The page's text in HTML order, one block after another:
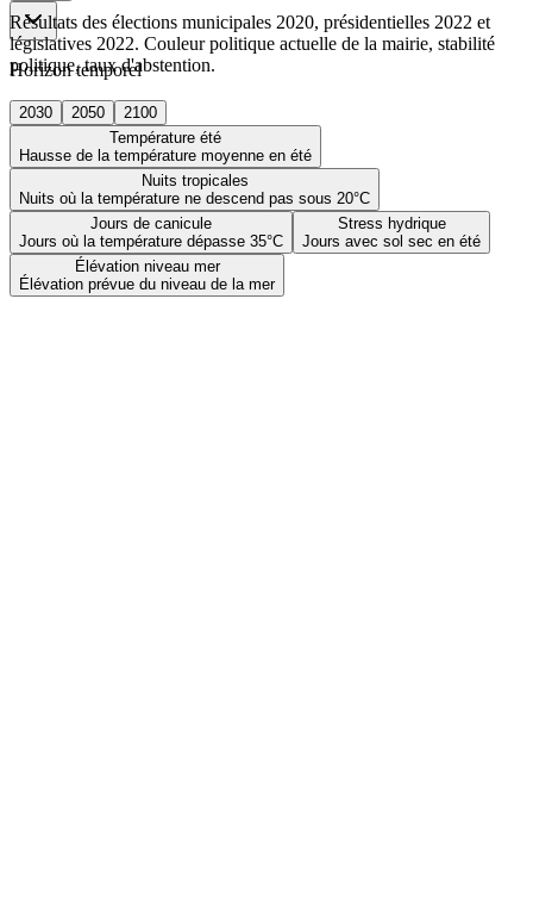
Horizon temporel
2030 2050
2100
Température été
Hausse de la température moyenne en été
Nuits tropicales
Nuits où la température ne descend pas sous 20°C
Jours de canicule
Jours où la température dépasse 35°C
Stress hydrique
Jours avec sol sec en été
Élévation niveau mer
Élévation prévue du niveau de la mer
Résultats des élections municipales 2020, présidentielles 2022 et
législatives 2022. Couleur politique actuelle de la mairie, stabilité
politique, taux d'abstention.